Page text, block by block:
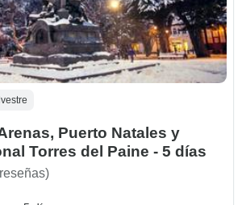
Puerto Natales y
Torres del Paine - 5 días